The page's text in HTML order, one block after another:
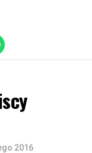
2016